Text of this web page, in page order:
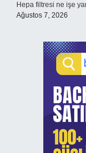
Hepa filtresi ne işe
Ağustos 7, 2026